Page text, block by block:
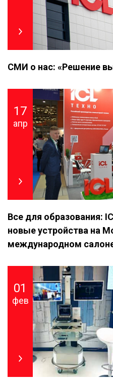
СМИ о нас: «Решение
17
апр
Все для образования:
новые устройства на
международном
01
фев